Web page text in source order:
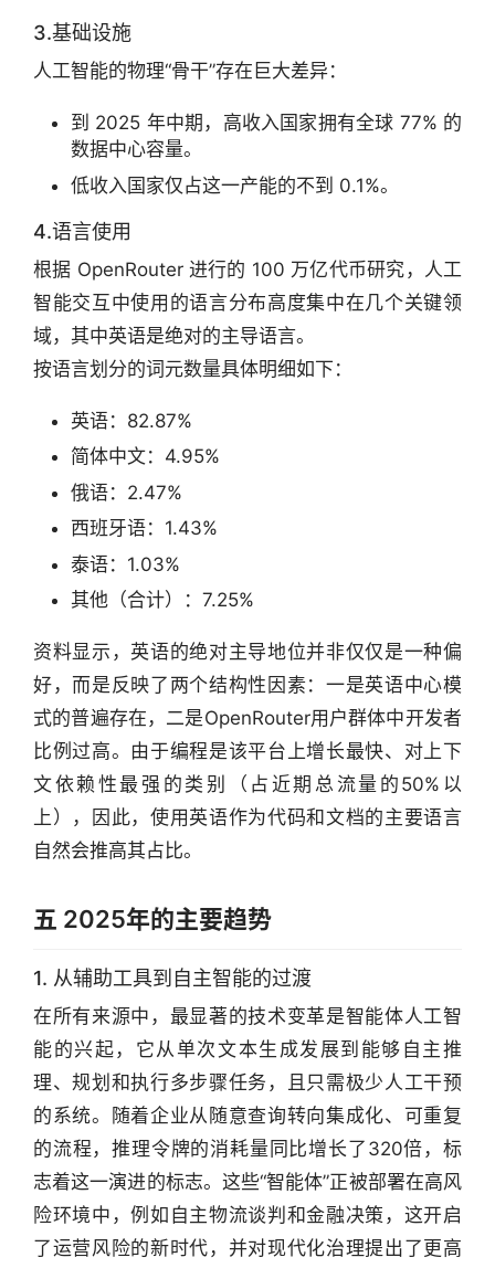
3.基础设施
人工智能的物理“骨干”存在巨大差异：
到 2025 年中期，高收入国家拥有全球 77% 的
数据中心容量。
低收入国家仅占这一产能的不到 0.1%。
4.语言使用
根据 OpenRouter 进行的 100 万亿代币研究，人工
智能交互中使用的语言分布高度集中在几个关键领
域，其中英语是绝对的主导语言。
按语言划分的词元数量具体明细如下：
英语：82.87%
简体中文：4.95%
俄语：2.47%
西班牙语：1.43%
泰语：1.03%
其他（合计）：7.25%
资料显示，英语的绝对主导地位并非仅仅是一种偏
好，而是反映了两个结构性因素：一是英语中心模
式的普遍存在，二是OpenRouter用户群体中开发者
比例过高。由于编程是该平台上增长最快、对上下
文依赖性最强的类别（占近期总流量的50%以
上），因此，使用英语作为代码和文档的主要语言
自然会推高其占比。
五 2025年的主要趋势
1. 从辅助工具到自主智能的过渡
在所有来源中，最显著的技术变革是智能体人工智
能的兴起，它从单次文本生成发展到能够自主推
理、规划和执行多步骤任务，且只需极少人工干预
的系统。随着企业从随意查询转向集成化、可重复
的流程，推理令牌的消耗量同比增长了320倍，标
志着这一演进的标志。这些“智能体”正被部署在高风
险环境中，例如自主物流谈判和金融决策，这开启
了运营风险的新时代，并对现代化治理提出了更高